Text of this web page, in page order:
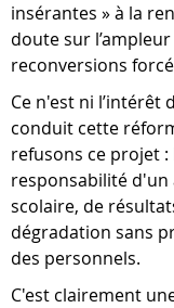
insérantes » à la
doute sur
reconversions
Ce n'est ni l’intérêt
conduit cette
refusons ce projet
responsabilité d'un
scolaire, de
dégradation sans
des personnels.
C'est clairement